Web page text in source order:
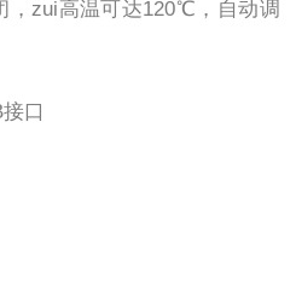
zui高温可达120℃，自动调
口